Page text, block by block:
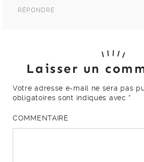
RÉPONDRE
Laisser un
Votre adresse e-mail ne sera pas
obligatoires sont indiqués avec *
COMMENTAIRE